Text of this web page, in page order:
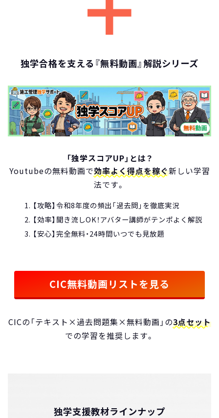
独学合格を支える『無料動画』解説シリーズ
「独学スコアUP」とは？
Youtubeの無料動画で効率よく得点を稼ぐ新しい学習
法です。
【攻略】令和8年度の頻出「過去問」を徹底実況
【効率】聞き流しOK！アバター講師がテンポよく解説
【安心】完全無料・24時間いつでも見放題
CIC無料動画リストを見る
CICの「テキスト×過去問題集×無料動画」の3点セット
での学習を推奨します。
独学支援教材ラインナップ